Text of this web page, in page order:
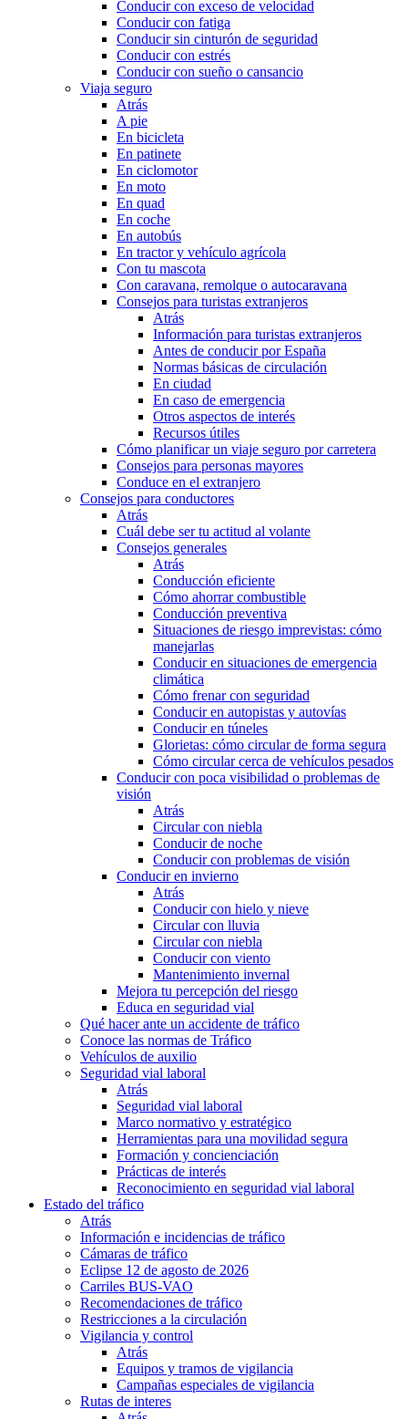
Conducir con exceso de velocidad
Conducir con fatiga
Conducir sin cinturón de seguridad
Conducir con estrés
Conducir con sueño o cansancio
Viaja seguro
Atrás
A pie
En bicicleta
En patinete
En ciclomotor
En moto
En quad
En coche
En autobús
En tractor y vehículo agrícola
Con tu mascota
Con caravana, remolque o autocaravana
Consejos para turistas extranjeros
Atrás
Información para turistas extranjeros
Antes de conducir por España
Normas básicas de circulación
En ciudad
En caso de emergencia
Otros aspectos de interés
Recursos útiles
Cómo planificar un viaje seguro por carretera
Consejos para personas mayores
Conduce en el extranjero
Consejos para conductores
Atrás
Cuál debe ser tu actitud al volante
Consejos generales
Atrás
Conducción eficiente
Cómo ahorrar combustible
Conducción preventiva
Situaciones de riesgo imprevistas: cómo
manejarlas
Conducir en situaciones de emergencia
climática
Cómo frenar con seguridad
Conducir en autopistas y autovías
Conducir en túneles
Glorietas: cómo circular de forma segura
Cómo circular cerca de vehículos pesados
Conducir con poca visibilidad o problemas de
visión
Atrás
Circular con niebla
Conducir de noche
Conducir con problemas de visión
Conducir en invierno
Atrás
Conducir con hielo y nieve
Circular con lluvia
Circular con niebla
Conducir con viento
Mantenimiento invernal
Mejora tu percepción del riesgo
Educa en seguridad vial
Qué hacer ante un accidente de tráfico
Conoce las normas de Tráfico
Vehículos de auxilio
Seguridad vial laboral
Atrás
Seguridad vial laboral
Marco normativo y estratégico
Herramientas para una movilidad segura
Formación y concienciación
Prácticas de interés
Reconocimiento en seguridad vial laboral
Estado del tráfico
Atrás
Información e incidencias de tráfico
Cámaras de tráfico
Eclipse 12 de agosto de 2026
Carriles BUS-VAO
Recomendaciones de tráfico
Restricciones a la circulación
Vigilancia y control
Atrás
Equipos y tramos de vigilancia
Campañas especiales de vigilancia
Rutas de interes